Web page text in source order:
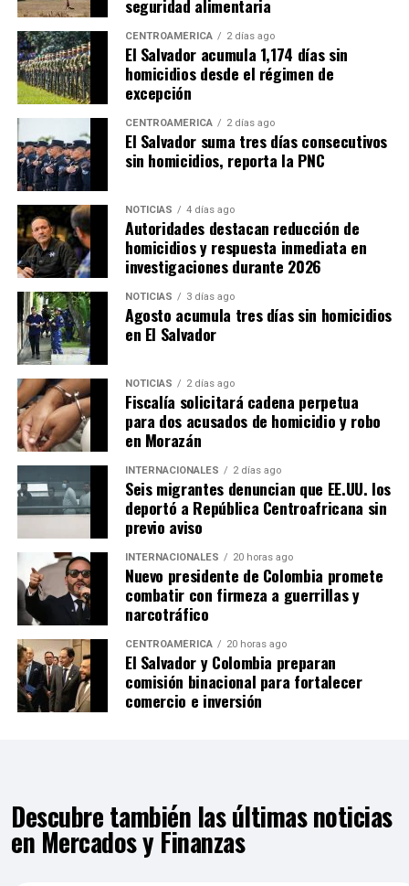
seguridad alimentaria
CENTROAMÉRICA 2 días ago
El Salvador acumula 1,174 días sin
homicidios desde el régimen de
excepción
CENTROAMÉRICA 2 días ago
El Salvador suma tres días consecutivos
sin homicidios, reporta la PNC
NOTICIAS 4 días ago
Autoridades destacan reducción de
homicidios y respuesta inmediata en
investigaciones durante 2026
NOTICIAS 3 días ago
Agosto acumula tres días sin homicidios
en El Salvador
NOTICIAS 2 días ago
Fiscalía solicitará cadena perpetua
para dos acusados de homicidio y robo
en Morazán
INTERNACIONALES 2 días ago
Seis migrantes denuncian que EE.UU. los
deportó a República Centroafricana sin
previo aviso
INTERNACIONALES 20 horas ago
Nuevo presidente de Colombia promete
combatir con firmeza a guerrillas y
narcotráfico
CENTROAMÉRICA 20 horas ago
El Salvador y Colombia preparan
comisión binacional para fortalecer
comercio e inversión
Descubre también las últimas noticias
en Mercados y Finanzas